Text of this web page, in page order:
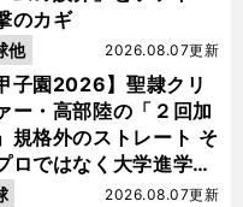
のカギ
子園2026】聖隷クリ
ー・高部陸の「２回加
規格外のストレート そ
ロではなく大学進学を
2026.08.07更新
他
2026.08.07更新